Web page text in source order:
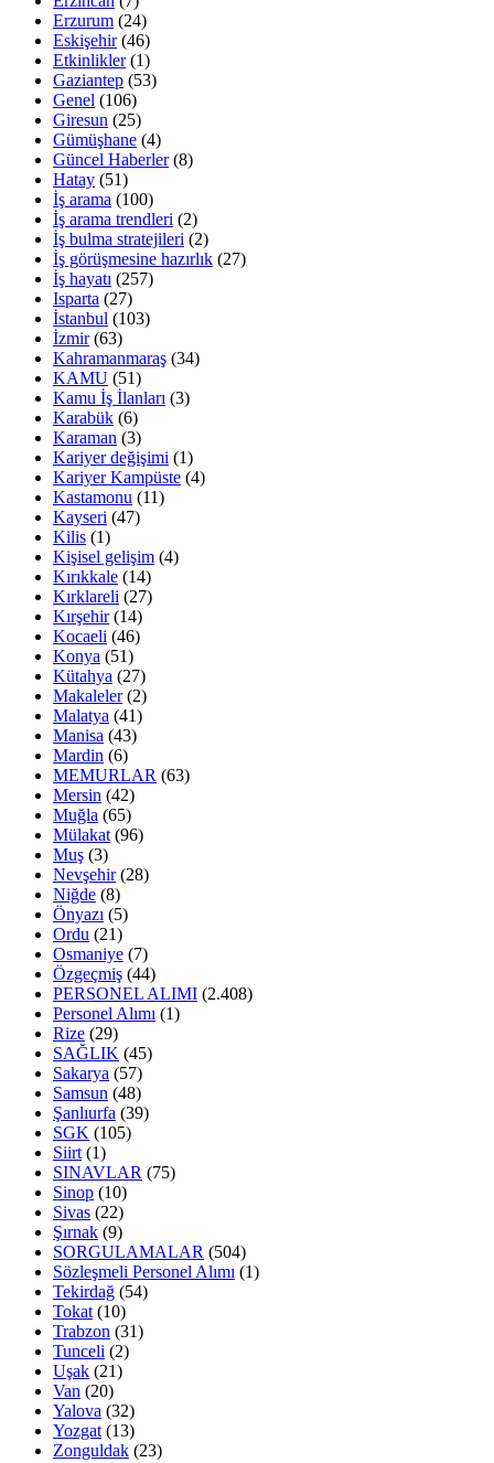
Erzurum (24)
Eskişehir(46)
Etkinlikler(1)
Gaziantep (53)
Genel (106)
Giresun (25)
Gümüşhane (4)
Güncel Haberler(8)
Hatay (51)
İş arama (100)
İş arama trendleri (2)
İş bulma stratejileri (2)
İş görüşmesine hazırlık (27)
İş hayatı (257)
Isparta (27)
İstanbul (103)
İzmir(63)
Kahramanmaraş (34)
KAMU (51)
Kamu İş İlanları (3)
Karabük (6)
Karaman (3)
Kariyer değişimi (1)
Kariyer Kampüste (4)
Kastamonu (11)
Kayseri (47)
Kilis (1)
Kişisel gelişim (4)
Kırıkkale (14)
Kırklareli (27)
Kırşehir(14)
Kocaeli (46)
Konya (51)
Kütahya (27)
Makaleler(2)
Malatya (41)
Manisa (43)
Mardin (6)
MEMURLAR (63)
Mersin (42)
Muğla (65)
Mülakat (96)
Muş (3)
Nevşehir(28)
Niğde (8)
Önyazı (5)
Ordu (21)
Osmaniye (7)
Özgeçmiş (44)
PERSONEL ALIMI (2.408)
Personel Alımı (1)
Rize (29)
SAĞLIK (45)
Sakarya (57)
Samsun (48)
Şanlıurfa (39)
SGK (105)
Siirt (1)
SINAVLAR (75)
Sinop (10)
Sivas (22)
Şırnak (9)
SORGULAMALAR (504)
Sözleşmeli Personel Alımı (1)
Tekirdağ (54)
Tokat (10)
Trabzon (31)
Tunceli (2)
Uşak (21)
Van (20)
Yalova (32)
Yozgat (13)
Zonguldak (23)